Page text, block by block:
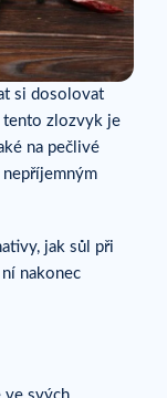
si dosolovat
tento zlozvyk je
na pečlivé
jak sůl při
nakonec